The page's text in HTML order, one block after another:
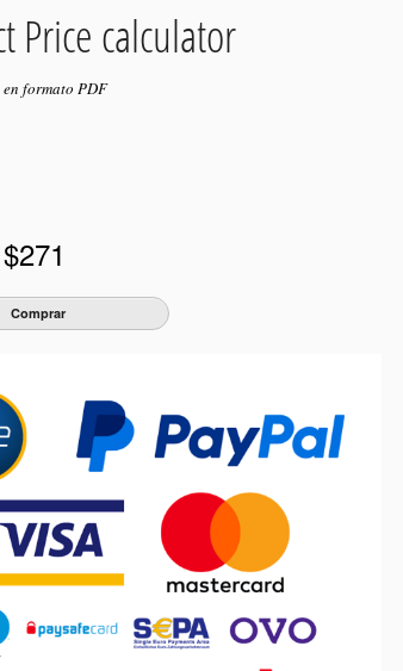
Price calculator
formato PDF
$271